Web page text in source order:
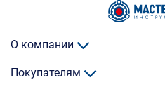
О компании
Покупателям